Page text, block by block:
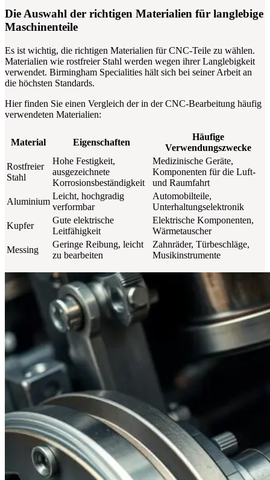
Die Auswahl der richtigen Materialien für langlebige
Maschinenteile
Es ist wichtig, die richtigen Materialien für CNC-Teile zu wählen.
Materialien wie rostfreier Stahl werden wegen ihrer Langlebigkeit
verwendet. Birmingham Specialities hält sich bei seiner Arbeit an
die höchsten Standards.
Hier finden Sie einen Vergleich der in der CNC-Bearbeitung häufig
verwendeten Materialien:
Material Eigenschaften
Häufige
Verwendungszwecke
Rostfreier
Stahl
Hohe Festigkeit,
ausgezeichnete
Korrosionsbeständigkeit
Medizinische Geräte,
Komponenten für die Luft-
und Raumfahrt
Aluminium
Leicht, hochgradig
verformbar
Automobilteile,
Unterhaltungselektronik
Kupfer
Gute elektrische
Leitfähigkeit
Elektrische Komponenten,
Wärmetauscher
Messing
Geringe Reibung, leicht
zu bearbeiten
Zahnräder, Türbeschläge,
Musikinstrumente